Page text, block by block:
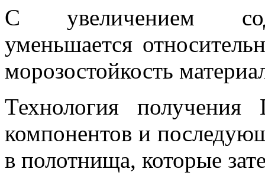
С увеличением
уменьшается
морозостойкость
Технология
компонентов и
в полотнища, которые